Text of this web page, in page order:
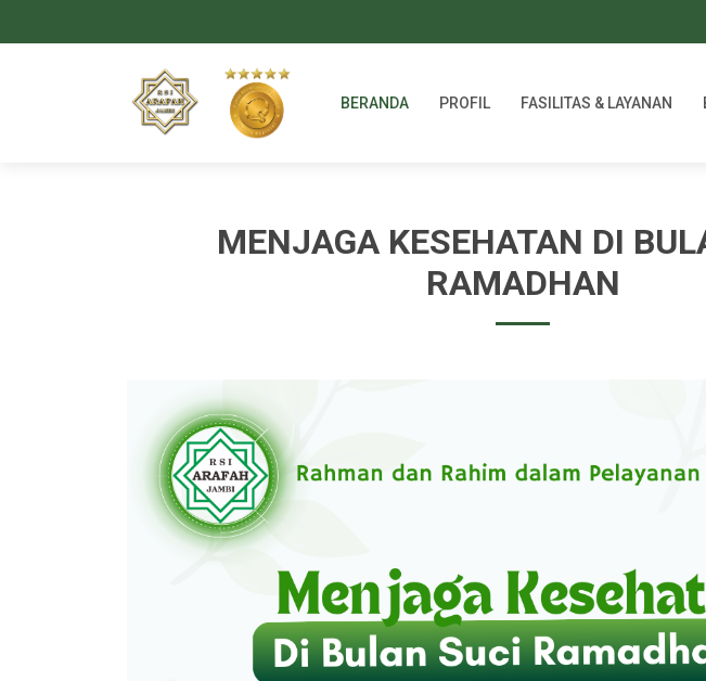
BERANDA PROFIL FASILITAS & LAYANAN
MENJAGA KESEHATAN DI
RAMADHAN